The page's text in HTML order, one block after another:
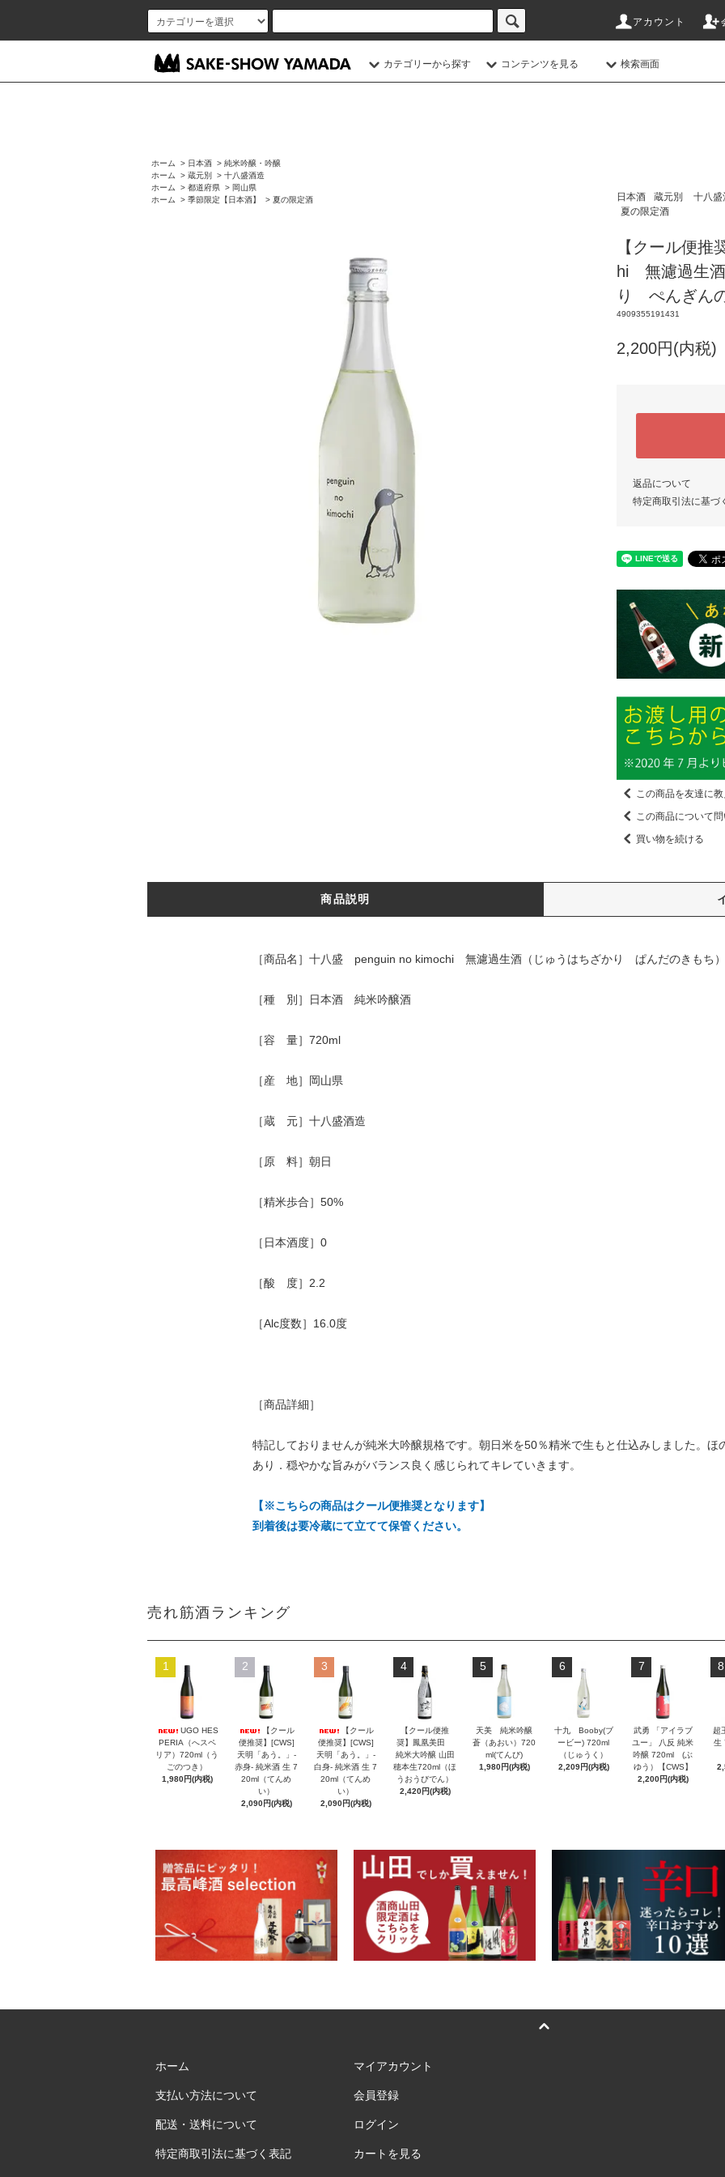
アカウント
カテゴリーから探す コンテンツを見る 検索画面
ホーム > 日本酒 >純米吟醸・吟醸
ホーム
>蔵元別 >十八盛酒造
ホーム
>都道府県 > 岡山県
ホーム
>季節限定【日本酒】 >夏の限定酒 日本酒 蔵元別 十八盛
夏の限定酒
【クール便
hi 無濾過生
り ぺんぎん
4909355191431
2,200円(内税)
返品について
特定商取引法に基づ
この商品を友達に教
この商品について
買い物を続ける
商品説明
［商品名］十八盛 penguin no kimochi 無濾過生酒（じゅうはちざかり ぱんだのきもち）
［種 別］日本酒 純米吟醸酒
［容 量］720ml
［産 地］岡山県
［蔵 元］十八盛酒造
［原 料］朝日
［精米歩合］50%
［日本酒度］0
［酸 度］2.2
［Alc度数］16.0度
［商品詳細］
特記しておりませんが純米大吟醸規格です。朝日米を50％精米で生もと仕込みしました。ほ
あり．穏やかな旨みがバランス良く感じられてキレていきます。
【※こちらの商品はクール便推奨となります】
到着後は要冷蔵にて立てて保管ください。
売れ筋酒ランキング
1
UGO HES
PERIA（へスペ
リア）720ml（う
ごのつき）
1,980円(内税)
2
【クール
便推奨】[CWS]
天明「あう。」-
赤身- 純米酒 生 7
20ml（てんめ
い）
2,090円(内税)
3
【クール
便推奨】[CWS]
天明「あう。」-
白身- 純米酒 生 7
20ml（てんめ
い）
2,090円(内税)
4
【クール便推
奨】鳳凰美田
純米大吟醸 山田
穂本生720ml（ほ
うおうびでん）
2,420円(内税)
5
天美 純米吟醸
蒼（あおい）720
ml(てんび)
1,980円(内税)
6
十九 Booby(ブ
ービー) 720ml
（じゅうく）
2,209円(内税)
7
武勇 「アイラブ
ユー」 八反 純米
吟醸 720ml (ぶ
ゆう）【CWS】
2,200円(内税)
8
超
生
ホーム
支払い方法について
配送・送料について
特定商取引法に基づく表記
マイアカウント
会員登録
ログイン
カートを見る